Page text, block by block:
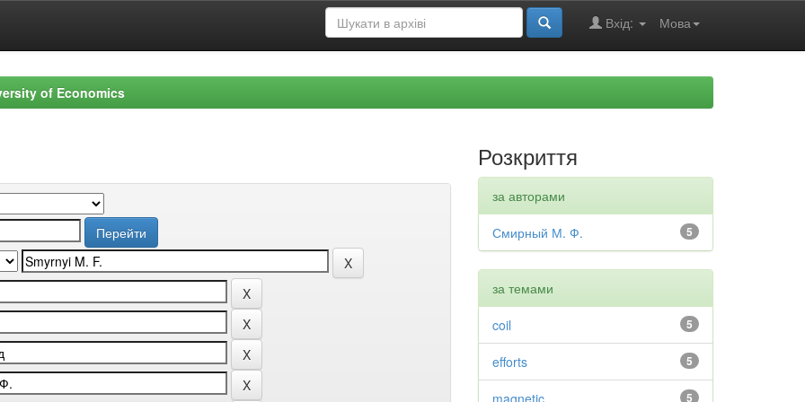
Мова
Вхід:
of Economics
Розкриття
за авторами
5
Смирный М. Ф.
за темами
5
coil
5
efforts
5
magnetic